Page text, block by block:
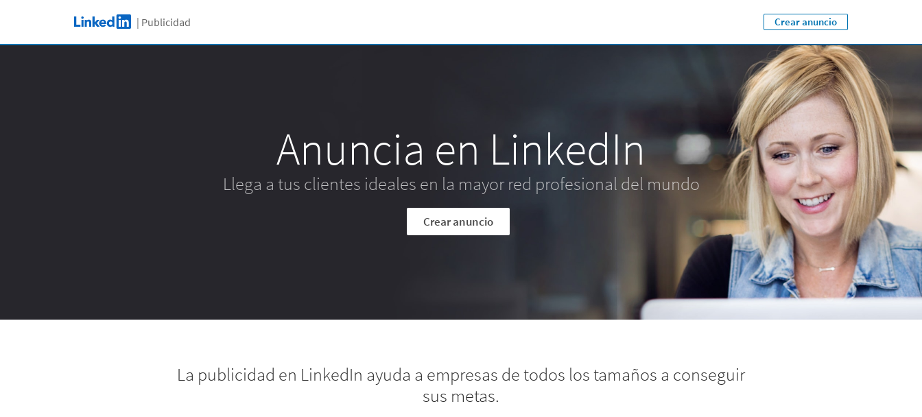
Skip to main content
LinkedIn Logo | Publicidad Crear anuncio
Anuncia en LinkedIn
Llega a tus clientes ideales en la mayor red profesional del mundo
Crear anuncio
La publicidad en LinkedIn ayuda a empresas de todos los tamaños a conseguir
sus metas.